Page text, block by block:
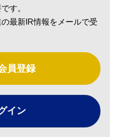
す。
最新IR情報をメールで受
員登録
イン